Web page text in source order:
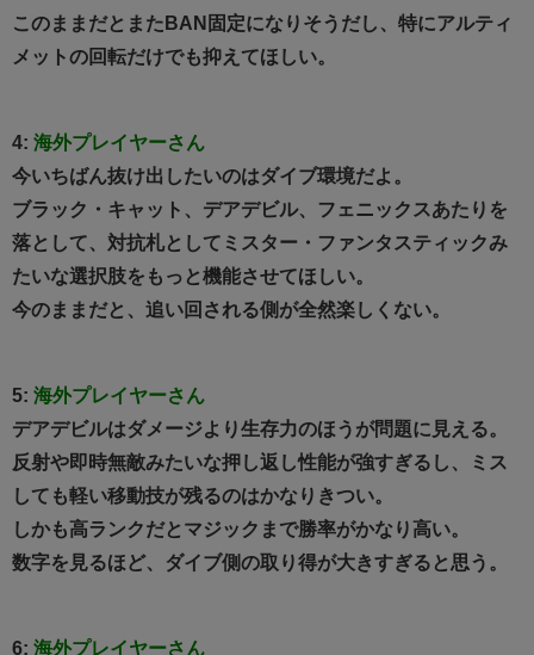
このままだとまたBAN固定になりそうだし、特にアルティ
メットの回転だけでも抑えてほしい。
4: 海外プレイヤーさん
今いちばん抜け出したいのはダイブ環境だよ。
ブラック・キャット、デアデビル、フェニックスあたりを
落として、対抗札としてミスター・ファンタスティックみ
たいな選択肢をもっと機能させてほしい。
今のままだと、追い回される側が全然楽しくない。
5: 海外プレイヤーさん
デアデビルはダメージより生存力のほうが問題に見える。
反射や即時無敵みたいな押し返し性能が強すぎるし、ミス
しても軽い移動技が残るのはかなりきつい。
しかも高ランクだとマジックまで勝率がかなり高い。
数字を見るほど、ダイブ側の取り得が大きすぎると思う。
6: 海外プレイヤーさん